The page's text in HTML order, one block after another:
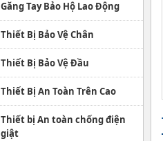
Áo Ghile
Trang phục bảo vệ
Áo mưa các loại
Quần Áo Phòng Sạch -
Chống Tĩnh Điện
Áo Phao - Phao Cứu Sinh
Găng Tay Bảo Hộ Lao Động
Găng Tay JOGGER
Găng tay chống hóa chất
Găng tay y tế
Găng tay sợi
Thiết Bị Bảo Vệ Chân
Giầy bảo hộ KINGS
Ủng bảo hộ Việt Nam
Ủng bảo hộ nhập ngoại
Thiết Bị Bảo Vệ Đầu
Mũ an toàn Việt Nam
Mũ an toàn Hàn Quốc
Thiết Bị An Toàn Trên Cao
lưới an toàn
Thiết bị An toàn chống điện
giật